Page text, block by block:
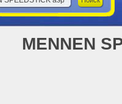
MENNEN